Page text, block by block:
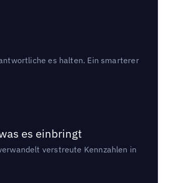
es halten. Ein smarterer
es einbringt
verstreute Kennzahlen in